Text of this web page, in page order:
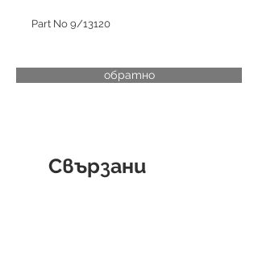
Part No 9/13120
обратно
Свързани